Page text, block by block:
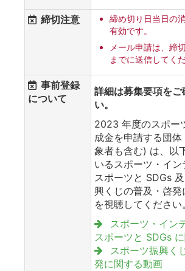
締切注意
締め切り日当日の
有効です。
メール申請は、締
までに送信してくだ
事前登録
について
詳細は募集要項をご
い。
2023 年度のスポー
成金を申請する団
象者も含む) は、以
いるスポーツ・イン
スポーツと SDGs
興くじの普及・啓
を視聴してください。
スポーツ・イン
スポーツと SDGs
スポーツ振興く
発に関する動画